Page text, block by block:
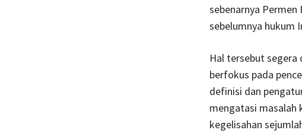
sebenarnya
sebelumnya hukum
Hal tersebut segera
berfokus pada
definisi dan
mengatasi masalah
kegelisahan